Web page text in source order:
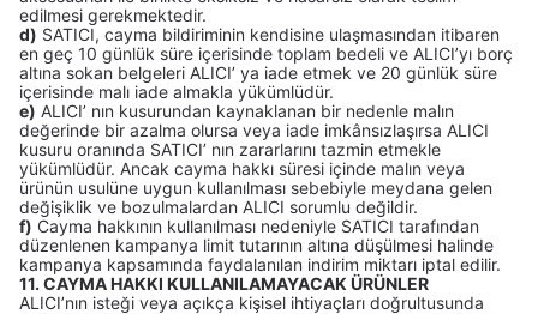
edilmesi gerekmektedir.
d) SATICI, cayma bildiriminin kendisine ulaşmasından itibaren
en geç 10 günlük süre içerisinde toplam bedeli ve ALICI’yı borç
altına sokan belgeleri ALICI’ ya iade etmek ve 20 günlük süre
içerisinde malı iade almakla yükümlüdür.
e) ALICI’ nın kusurundan kaynaklanan bir nedenle malın
değerinde bir azalma olursa veya iade imkânsızlaşırsa ALICI
kusuru oranında SATICI’ nın zararlarını tazmin etmekle
yükümlüdür. Ancak cayma hakkı süresi içinde malın veya
ürünün usulüne uygun kullanılması sebebiyle meydana gelen
değişiklik ve bozulmalardan ALICI sorumlu değildir.
f) Cayma hakkının kullanılması nedeniyle SATICI tarafından
düzenlenen kampanya limit tutarının altına düşülmesi halinde
kampanya kapsamında faydalanılan indirim miktarı iptal edilir.
11. CAYMA HAKKI KULLANILAMAYACAK ÜRÜNLER
ALICI’nın isteği veya açıkça kişisel ihtiyaçları doğrultusunda